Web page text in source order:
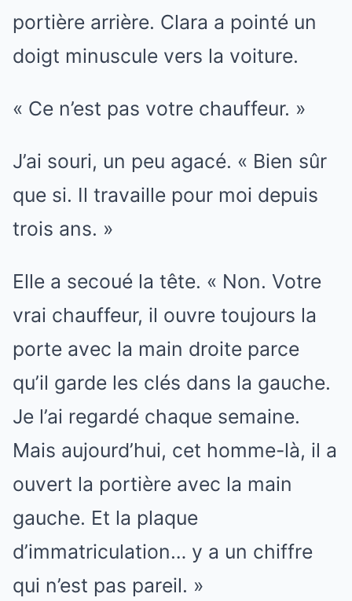
portière arrière. Clara a pointé un
doigt minuscule vers la voiture.
« Ce n’est pas votre chauffeur. »
J’ai souri, un peu agacé. « Bien sûr
que si. Il travaille pour moi depuis
trois ans. »
Elle a secoué la tête. « Non. Votre
vrai chauffeur, il ouvre toujours la
porte avec la main droite parce
qu’il garde les clés dans la gauche.
Je l’ai regardé chaque semaine.
Mais aujourd’hui, cet homme-là, il a
ouvert la portière avec la main
gauche. Et la plaque
d’immatriculation… y a un chiffre
qui n’est pas pareil. »